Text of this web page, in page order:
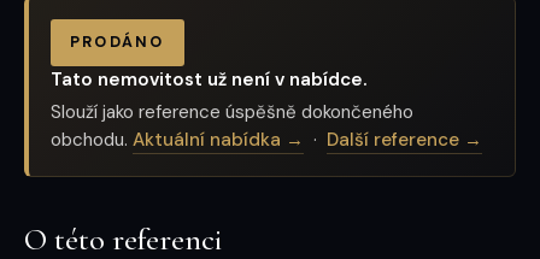
PRODÁNO
Tato nemovitost už není v nabídce.
Slouží jako reference úspěšně dokončeného
obchodu. Aktuální nabídka → · Další reference →
O této referenci